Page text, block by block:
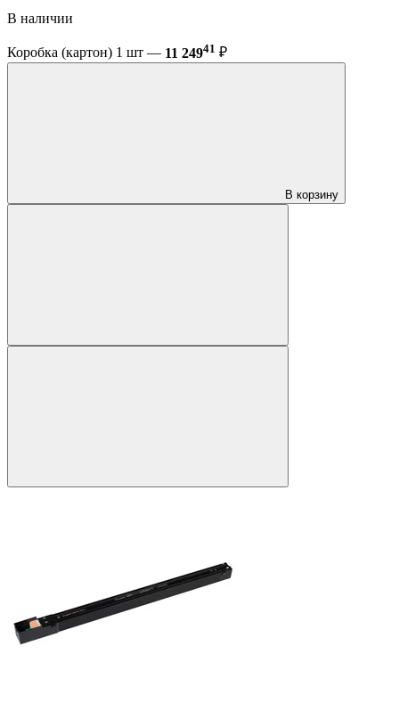
В наличии
Коробка (картон) 1 шт — 11 24941 ₽
В корзину